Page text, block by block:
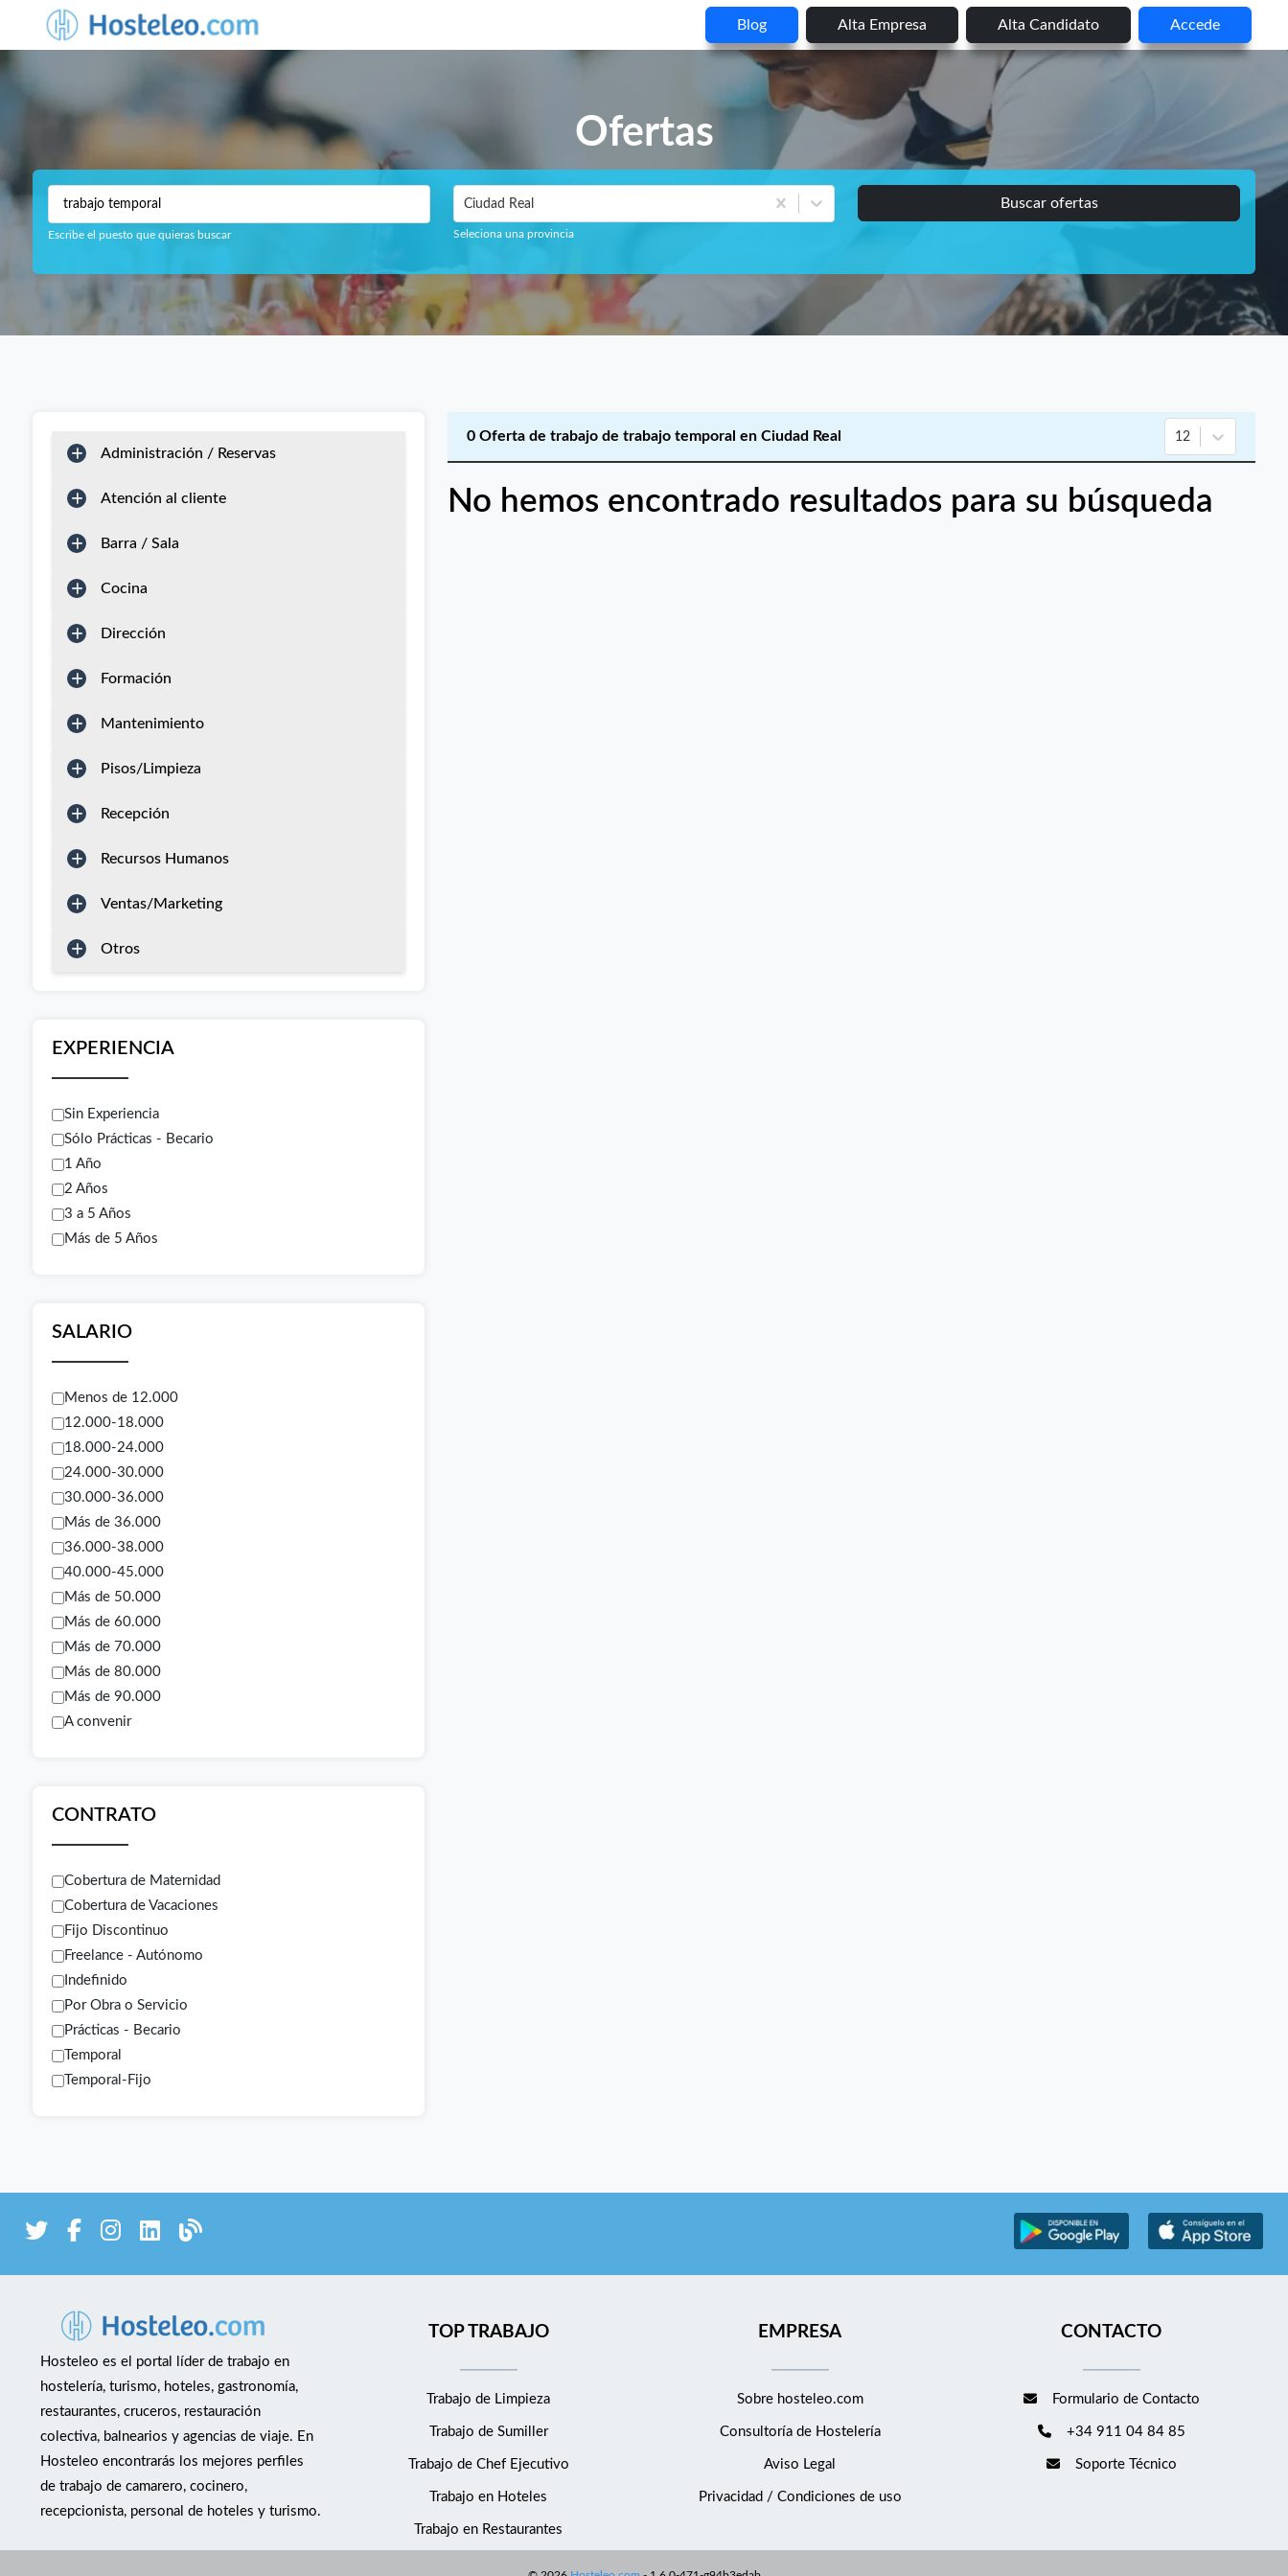
Blog Alta Empresa Alta Candidato Accede
Ofertas
Escribe el puesto que quieras buscar
Ciudad Real
Seleciona una provincia
Buscar ofertas
Administración / Reservas
Atención al cliente
Barra / Sala
Cocina
Dirección
Formación
Mantenimiento
Pisos/Limpieza
Recepción
Recursos Humanos
Ventas/Marketing
Otros
EXPERIENCIA
Sin Experiencia
Sólo Prácticas - Becario
1 Año
2 Años
3 a 5 Años
Más de 5 Años
SALARIO
Menos de 12.000
12.000-18.000
18.000-24.000
24.000-30.000
30.000-36.000
Más de 36.000
36.000-38.000
40.000-45.000
Más de 50.000
Más de 60.000
Más de 70.000
Más de 80.000
Más de 90.000
A convenir
CONTRATO
Cobertura de Maternidad
Cobertura de Vacaciones
Fijo Discontinuo
Freelance - Autónomo
Indefinido
Por Obra o Servicio
Prácticas - Becario
Temporal
Temporal-Fijo
0 Oferta de trabajo de trabajo temporal en Ciudad Real 12
No hemos encontrado resultados para su búsqueda
Hosteleo es el portal líder de trabajo en
hostelería, turismo, hoteles, gastronomía,
restaurantes, cruceros, restauración
colectiva, balnearios y agencias de viaje. En
Hosteleo encontrarás los mejores perfiles
de trabajo de camarero, cocinero,
recepcionista, personal de hoteles y turismo.
TOP TRABAJO
Trabajo de Limpieza
Trabajo de Sumiller
Trabajo de Chef Ejecutivo
Trabajo en Hoteles
Trabajo en Restaurantes
EMPRESA
Sobre hosteleo.com
Consultoría de Hostelería
Aviso Legal
Privacidad / Condiciones de uso
CONTACTO
Formulario de Contacto
+34 911 04 84 85
Soporte Técnico